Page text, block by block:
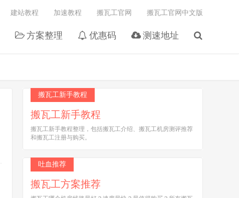
方案整理 优惠码 测速地址
建站教程 加速教程 搬瓦工官网 搬瓦工官网中文版
搬瓦工新手教程
搬瓦工新手教程
搬瓦工新手教程整理，包括搬瓦工介绍、搬瓦工机房测评推荐
和搬瓦工注册与购买。
吐血推荐
搬瓦工方案推荐